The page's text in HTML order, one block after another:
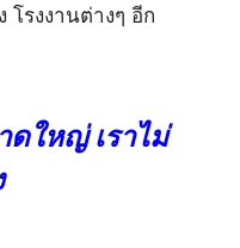
รงงานต่างๆ อีก
ดใหญ่ เราไม่